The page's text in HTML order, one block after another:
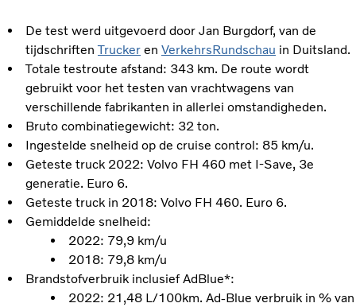
De test werd uitgevoerd door Jan Burgdorf, van de
tijdschriftenTrucker en VerkehrsRundschau in Duitsland.
Totale testroute afstand: 343 km. De route wordt
gebruikt voor het testen van vrachtwagens van
verschillende fabrikanten in allerlei omstandigheden.
Bruto combinatiegewicht: 32 ton.
Ingestelde snelheid op de cruise control: 85 km/u.
Geteste truck 2022: Volvo FH 460 met I-Save, 3e
generatie. Euro 6.
Geteste truck in 2018: Volvo FH 460. Euro 6.
Gemiddelde snelheid:
2022: 79,9 km/u
2018: 79,8 km/u
Brandstofverbruik inclusief AdBlue*:
2022: 21,48 L/100km. Ad-Blue verbruik in % van